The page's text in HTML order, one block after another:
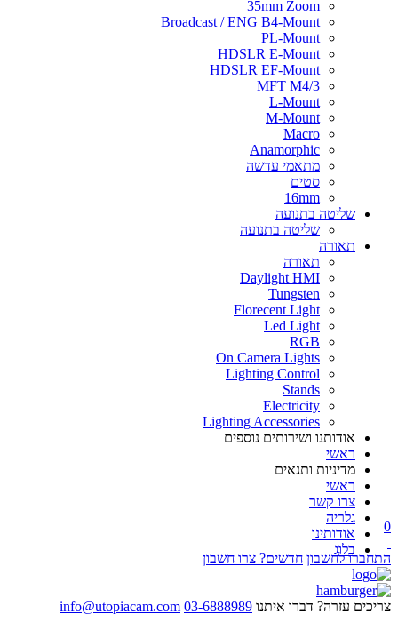
35mm Zoom
Broadcast / ENG B4-Mount
PL-Mount
HDSLR E-Mount
HDSLR EF-Mount
MFT M4/3
L-Mount
M-Mount
Macro
Anamorphic
מתאמי עדשה
סטים
16mm
שליטה בתנועה
שליטה בתנועה
תאורה
תאורה
Daylight HMI
Tungsten
Florecent Light
Led Light
RGB
On Camera Lights
Lighting Control
Stands
Electricity
Lighting Accessories
אודותנו ושירותים נוספים
ראשי
מדיניות ותנאים
ראשי
צרו קשר
גלריה
אודותינו
בלוג
0
התחברו לחשבון חדשים? צרו חשבון
צריכים עזרה? דברו איתנו 03-6888989
info@utopiacam.com